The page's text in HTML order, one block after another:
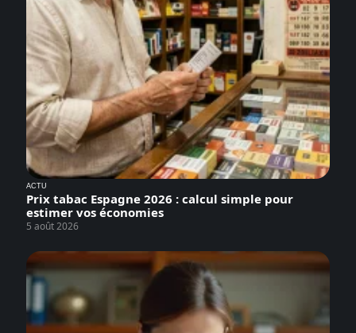
ACTU
Prix tabac Espagne 2026 : calcul simple pour
estimer vos économies
5 août 2026